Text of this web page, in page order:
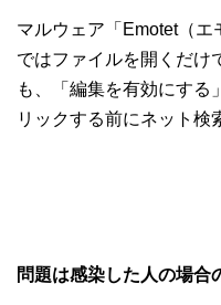
マルウェア「Emotet（エ
ではファイルを開くだけ
も、「編集を有効にする
リックする前にネット検
問題は感染した人の場合